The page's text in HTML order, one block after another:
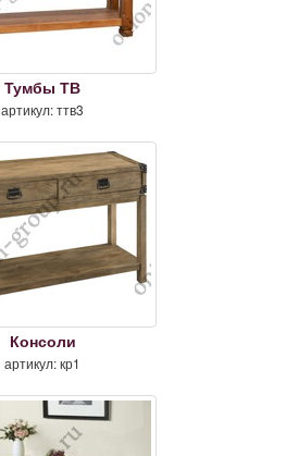
Тумбы ТВ
артикул: ттв3
Консоли
артикул: кр1